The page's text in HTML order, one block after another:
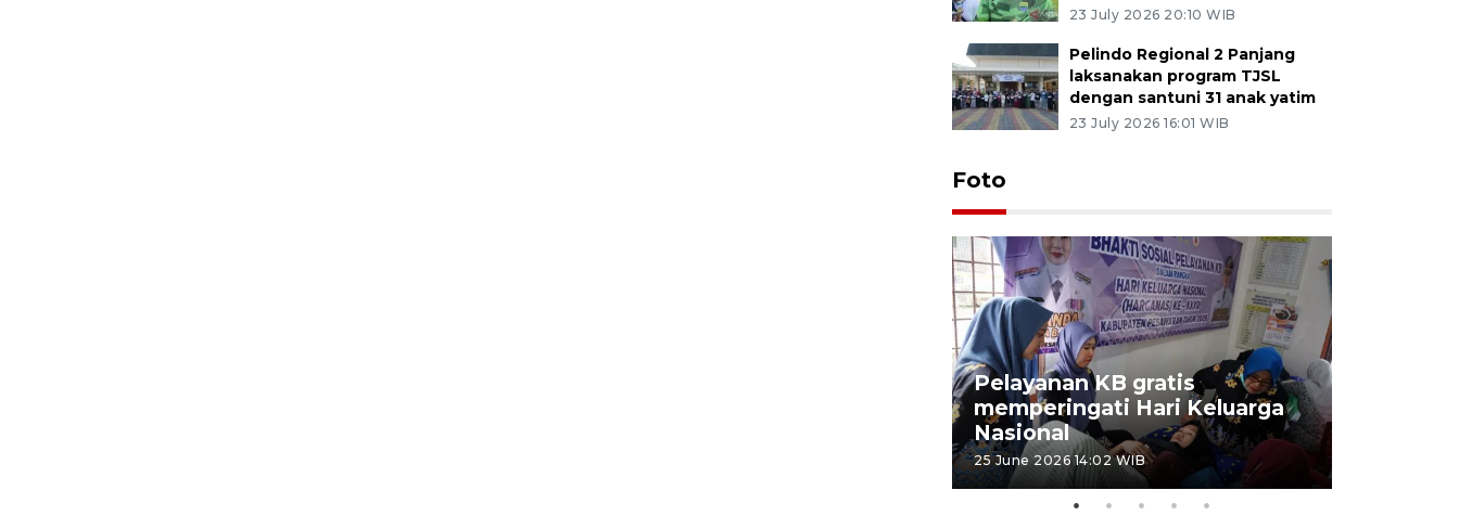
23 July 2026 20:10 WIB
Pelindo Regional 2 Panjang
laksanakan program TJSL
dengan santuni 31 anak yatim
23 July 2026 16:01 WIB
Foto
Pelayanan KB gratis
memperingati Hari Keluarga
Nasional
25 June 2026 14:02 WIB